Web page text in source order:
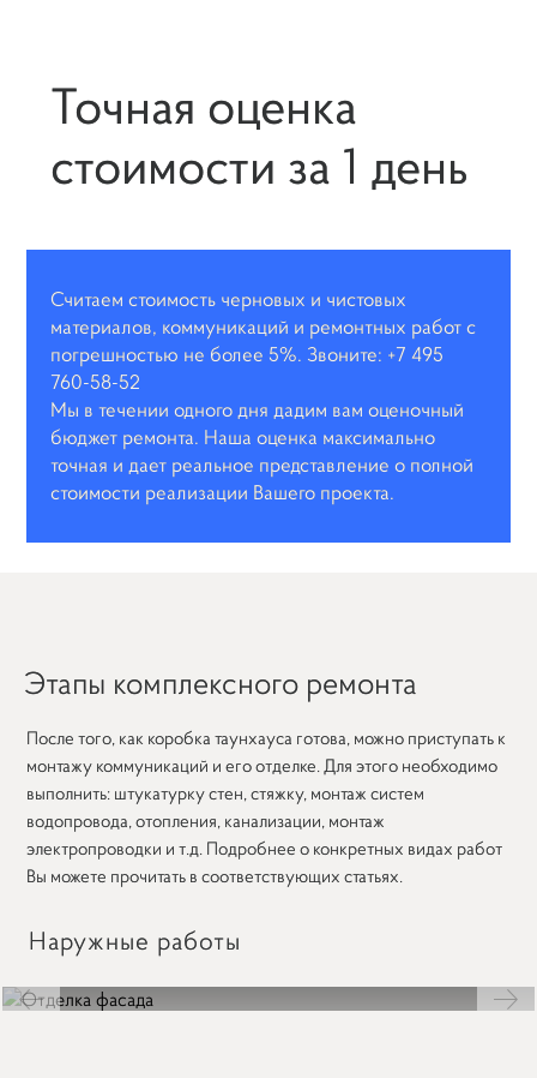
Точная оценка
стоимости за 1 день
Считаем стоимость черновых и чистовых
материалов, коммуникаций и ремонтных работ с
погрешностью не более 5%. Звоните: +7 495
760-58-52
Мы в течении одного дня дадим вам оценочный
бюджет ремонта. Наша оценка максимально
точная и дает реальное представление о полной
стоимости реализации Вашего проекта.
Этапы комплексного ремонта
После того, как коробка таунхауса готова, можно приступать к
монтажу коммуникаций и его отделке. Для этого необходимо
выполнить: штукатурку стен, стяжку, монтаж систем
водопровода, отопления, канализации, монтаж
электропроводки и т.д. Подробнее о конкретных видах работ
Вы можете прочитать в соответствующих статьях.
Наружные работы